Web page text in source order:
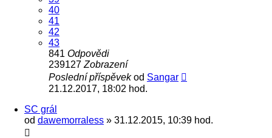
40
41
42
43
841 Odpovědi
239127 Zobrazení
Poslední příspěvekod Sangar
21.12.2017, 18:02 hod.
SC grál
od dawemorraless » 31.12.2015, 10:39 hod.